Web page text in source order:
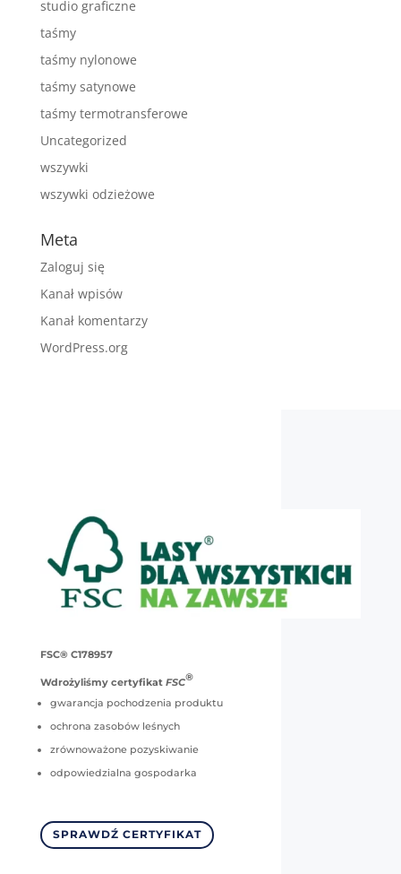
studio graficzne
taśmy
taśmy nylonowe
taśmy satynowe
taśmy termotransferowe
Uncategorized
wszywki
wszywki odzieżowe
Meta
Zaloguj się
Kanał wpisów
Kanał komentarzy
WordPress.org
FSC® C178957
Wdrożyliśmy certyfikat FSC®
gwarancja pochodzenia produktu
ochrona zasobów leśnych
zrównoważone pozyskiwanie
odpowiedzialna gospodarka
SPRAWDŹ CERTYFIKAT